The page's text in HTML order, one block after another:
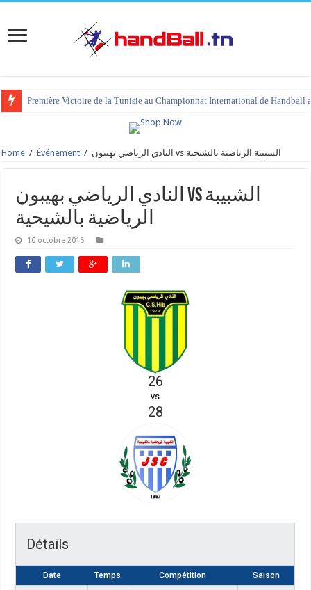
Première Victoire de la Tunisie au Championnat International de Handball
Home / Événement / النادي الرياضي بهيبون vs الشبيبة الرياضية بالشيحية
النادي الرياضي بهيبون vs الشبيبة
الرياضية بالشيحية
10 octobre 2015
26
vs
28
Détails
Date Temps Compétition Saison